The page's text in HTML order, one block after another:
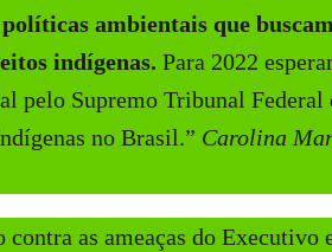
políticas ambientais que
indígenas. Para 2022
pelo Supremo Tribunal Federal
no Brasil.” Carolina
as ameaças do Executivo